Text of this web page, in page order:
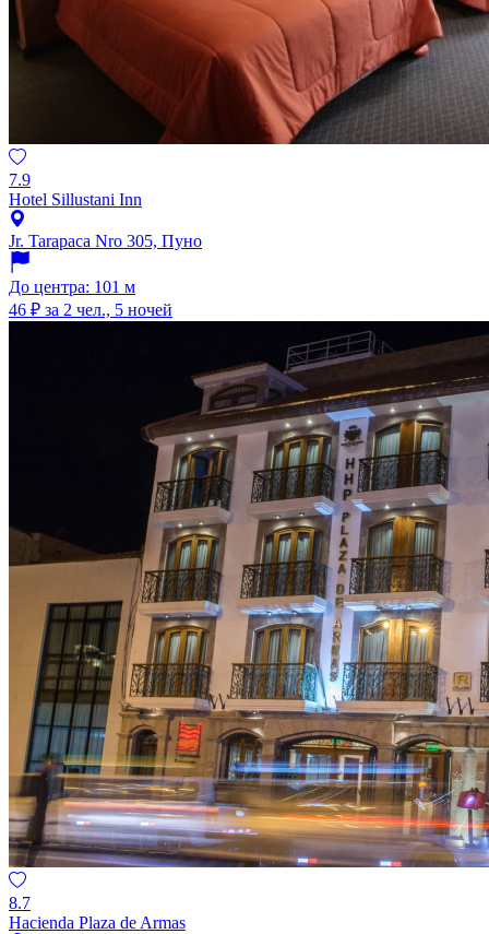
7.9
Hotel Sillustani Inn
Jr. Tarapaca Nro 305, Пуно
До центра: 101 м
46 ₽ за 2 чел., 5 ночей
8.7
Hacienda Plaza de Armas